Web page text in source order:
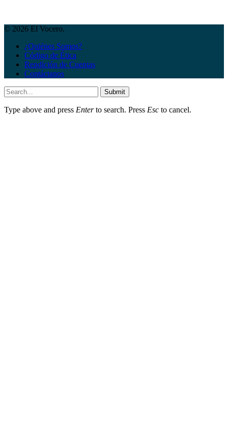
© 2026 El Vocero.
¿Quiénes Somos?
Código de Ética
Rendición de Cuentas
Contáctanos
Submit
Type above and press Enterto search. Press Esc to cancel.